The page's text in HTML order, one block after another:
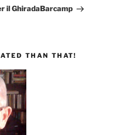
il GhiradaBarcamp
THAN THAT!